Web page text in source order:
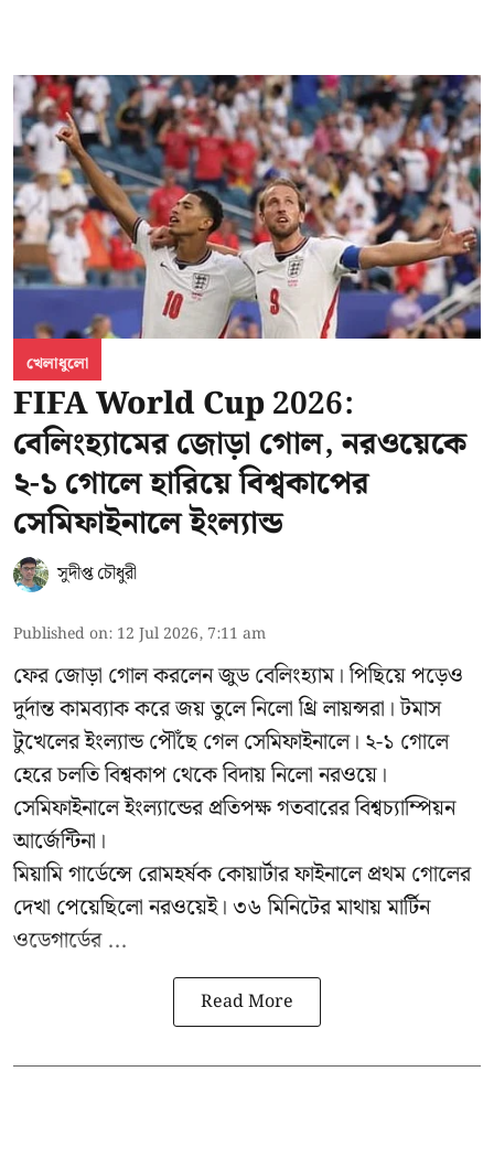
খেলাধুলো
FIFA World Cup 2026:
বেলিংহ্যামের জোড়া গোল, নরওয়েকে
২-১ গোলে হারিয়ে বিশ্বকাপের
সেমিফাইনালে ইংল্যান্ড
সুদীপ্ত চৌধুরী
Published on: 12 Jul 2026, 7:11 am
ফের জোড়া গোল করলেন জুড বেলিংহ্যাম। পিছিয়ে পড়েও
দুর্দান্ত কামব্যাক করে জয় তুলে নিলো থ্রি লায়ন্সরা। টমাস
টুখেলের ইংল্যান্ড পৌঁছে গেল সেমিফাইনালে। ২-১ গোলে
হেরে চলতি বিশ্বকাপ থেকে বিদায় নিলো নরওয়ে।
সেমিফাইনালে ইংল্যান্ডের প্রতিপক্ষ গতবারের বিশ্বচ্যাম্পিয়ন
আর্জেন্টিনা।
মিয়ামি গার্ডেন্সে রোমহর্ষক কোয়ার্টার ফাইনালে প্রথম গোলের
দেখা পেয়েছিলো নরওয়েই। ৩৬ মিনিটের মাথায় মার্টিন
ওডেগার্ডের ...
Read More